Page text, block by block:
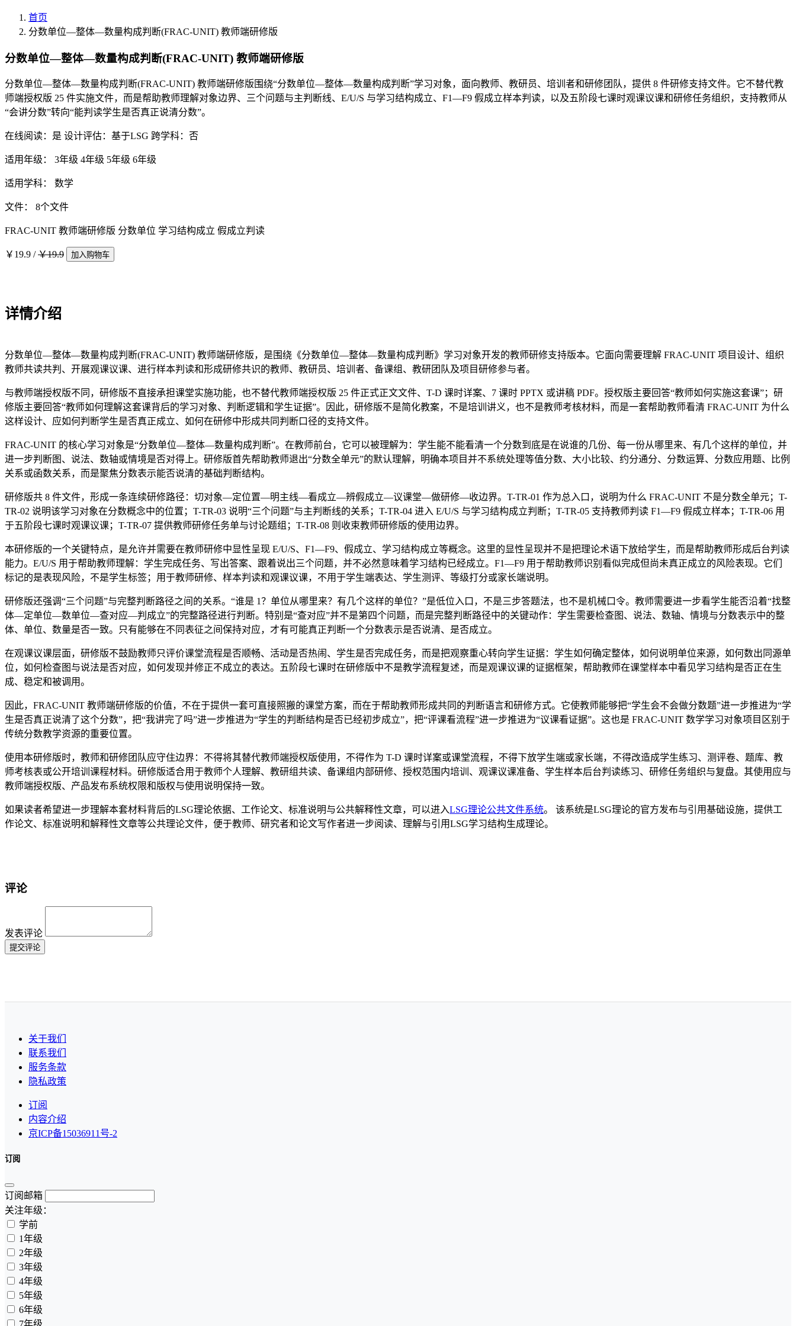
首页
分数单位—整体—数量构成判断(FRAC-UNIT) 教师端研修版
分数单位—整体—数量构成判断(FRAC-UNIT) 教师端研修版
分数单位—整体—数量构成判断(FRAC-UNIT) 教师端研修版围绕“分数单位—整体—数量构成判断”学习对象，面向教师、教研员、培训者和研修团队，提供 8 件研修支持文件。它不替代教
师端授权版 25 件实施文件，而是帮助教师理解对象边界、三个问题与主判断线、E/U/S 与学习结构成立、F1—F9 假成立样本判读，以及五阶段七课时观课议课和研修任务组织，支持教师从
“会讲分数”转向“能判读学生是否真正说清分数”。
在线阅读：是 设计评估：基于LSG 跨学科：否
适用年级： 3年级 4年级 5年级 6年级
适用学科： 数学
文件： 8个文件
FRAC-UNIT 教师端研修版 分数单位 学习结构成立 假成立判读
￥19.9 /￥19.9 加入购物车
详情介绍
分数单位—整体—数量构成判断(FRAC-UNIT) 教师端研修版，是围绕《分数单位—整体—数量构成判断》学习对象开发的教师研修支持版本。它面向需要理解 FRAC-UNIT 项目设计、组织
教师共读共判、开展观课议课、进行样本判读和形成研修共识的教师、教研员、培训者、备课组、教研团队及项目研修参与者。
与教师端授权版不同，研修版不直接承担课堂实施功能，也不替代教师端授权版 25 件正式正文文件、T-D 课时详案、7 课时 PPTX 或讲稿 PDF。授权版主要回答“教师如何实施这套课”；研
修版主要回答“教师如何理解这套课背后的学习对象、判断逻辑和学生证据”。因此，研修版不是简化教案，不是培训讲义，也不是教师考核材料，而是一套帮助教师看清 FRAC-UNIT 为什么
这样设计、应如何判断学生是否真正成立、如何在研修中形成共同判断口径的支持文件。
FRAC-UNIT 的核心学习对象是“分数单位—整体—数量构成判断”。在教师前台，它可以被理解为：学生能不能看清一个分数到底是在说谁的几份、每一份从哪里来、有几个这样的单位，并
进一步判断图、说法、数轴或情境是否对得上。研修版首先帮助教师退出“分数全单元”的默认理解，明确本项目并不系统处理等值分数、大小比较、约分通分、分数运算、分数应用题、比例
关系或函数关系，而是聚焦分数表示能否说清的基础判断结构。
研修版共 8 件文件，形成一条连续研修路径：切对象—定位置—明主线—看成立—辨假成立—议课堂—做研修—收边界。T-TR-01 作为总入口，说明为什么 FRAC-UNIT 不是分数全单元；T-
TR-02 说明该学习对象在分数概念中的位置；T-TR-03 说明“三个问题”与主判断线的关系；T-TR-04 进入 E/U/S 与学习结构成立判断；T-TR-05 支持教师判读 F1—F9 假成立样本；T-TR-06 用
于五阶段七课时观课议课；T-TR-07 提供教师研修任务单与讨论题组；T-TR-08 则收束教师研修版的使用边界。
本研修版的一个关键特点，是允许并需要在教师研修中显性呈现 E/U/S、F1—F9、假成立、学习结构成立等概念。这里的显性呈现并不是把理论术语下放给学生，而是帮助教师形成后台判读
能力。E/U/S 用于帮助教师理解：学生完成任务、写出答案、跟着说出三个问题，并不必然意味着学习结构已经成立。F1—F9 用于帮助教师识别看似完成但尚未真正成立的风险表现。它们
标记的是表现风险，不是学生标签；用于教师研修、样本判读和观课议课，不用于学生端表达、学生测评、等级打分或家长端说明。
研修版还强调“三个问题”与完整判断路径之间的关系。“谁是 1？单位从哪里来？有几个这样的单位？”是低位入口，不是三步答题法，也不是机械口令。教师需要进一步看学生能否沿着“找整
体—定单位—数单位—查对应—判成立”的完整路径进行判断。特别是“查对应”并不是第四个问题，而是完整判断路径中的关键动作：学生需要检查图、说法、数轴、情境与分数表示中的整
体、单位、数量是否一致。只有能够在不同表征之间保持对应，才有可能真正判断一个分数表示是否说清、是否成立。
在观课议课层面，研修版不鼓励教师只评价课堂流程是否顺畅、活动是否热闹、学生是否完成任务，而是把观察重心转向学生证据：学生如何确定整体，如何说明单位来源，如何数出同源单
位，如何检查图与说法是否对应，如何发现并修正不成立的表达。五阶段七课时在研修版中不是教学流程复述，而是观课议课的证据框架，帮助教师在课堂样本中看见学习结构是否正在生
成、稳定和被调用。
因此，FRAC-UNIT 教师端研修版的价值，不在于提供一套可直接照搬的课堂方案，而在于帮助教师形成共同的判断语言和研修方式。它使教师能够把“学生会不会做分数题”进一步推进为“学
生是否真正说清了这个分数”，把“我讲完了吗”进一步推进为“学生的判断结构是否已经初步成立”，把“评课看流程”进一步推进为“议课看证据”。这也是 FRAC-UNIT 数学学习对象项目区别于
传统分数教学资源的重要位置。
使用本研修版时，教师和研修团队应守住边界：不得将其替代教师端授权版使用，不得作为 T-D 课时详案或课堂流程，不得下放学生端或家长端，不得改造成学生练习、测评卷、题库、教
师考核表或公开培训课程材料。研修版适合用于教师个人理解、教研组共读、备课组内部研修、授权范围内培训、观课议课准备、学生样本后台判读练习、研修任务组织与复盘。其使用应与
教师端授权版、产品发布系统权限和版权与使用说明保持一致。
如果读者希望进一步理解本套材料背后的LSG理论依据、工作论文、标准说明与公共解释性文章，可以进入LSG理论公共文件系统。 该系统是LSG理论的官方发布与引用基础设施，提供工
作论文、标准说明和解释性文章等公共理论文件，便于教师、研究者和论文写作者进一步阅读、理解与引用LSG学习结构生成理论。
评论
发表评论
提交评论
关于我们
联系我们
服务条款
隐私政策
订阅
内容介绍
京ICP备15036911号-2
订阅
订阅邮箱
关注年级：
学前
1年级
2年级
3年级
4年级
5年级
6年级
7年级